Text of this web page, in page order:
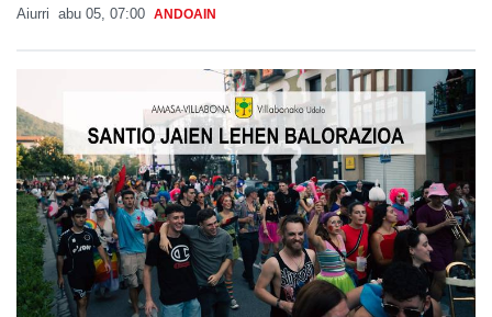
Aiurri abu 05, 07:00 ANDOAIN